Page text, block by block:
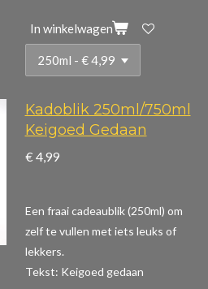
In winkelwagen
Kadoblik 250ml/750ml
Keigoed Gedaan
€ 4,99
Een fraai cadeaublik (250ml) om
zelf te vullen met iets leuks of
lekkers.
Tekst: Keigoed gedaan